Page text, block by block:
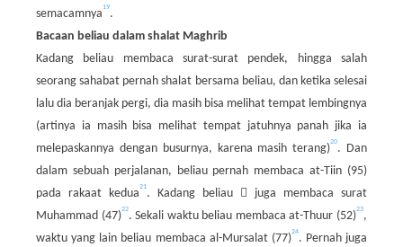
semacamnya
19
.
Bacaan beliau dalam shalat Maghrib
Kadang beliau membaca surat-surat pendek, hingga salah
seorang sahabat pernah shalat bersama beliau, dan ketika selesai
lalu dia beranjak pergi, dia masih bisa melihat tempat lembingnya
(artinya ia masih bisa melihat tempat jatuhnya panah jika ia
melepaskannya dengan busurnya, karena masih terang)
20
. Dan
dalam sebuah perjalanan, beliau pernah membaca at-Tiin (95)
pada rakaat kedua
21
. Kadang beliau  juga membaca surat
Muhammad (47)
22
. Sekali waktu beliau membaca at-Thuur (52)
23
,
waktu yang lain beliau membaca al-Mursalat (77)
24
. Pernah juga